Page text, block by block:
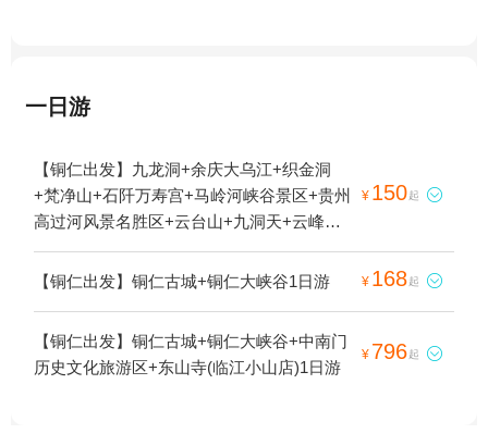
一日游
【铜仁出发】九龙洞+余庆大乌江+织金洞
+梵净山+石阡万寿宫+马岭河峡谷景区+贵州
高过河风景名胜区+云台山+九洞天+云峰屯
堡景区+荔波樟江风景名胜区+杉木河漂流
+百里杜鹃风景区+西江温泉度假村+青龙洞
古城+郎德苗寨景区+贞丰三岔河+下司古镇
+旧州古镇+上舞阳河风景区+天星桥景区+乌
¥ 150起 
【铜仁出发】铜仁古城+铜仁大峡谷1日游 ¥ 168起 
【铜仁出发】铜仁古城+铜仁大峡谷+中南门
历史文化旅游区+东山寺(临江小山店)1日游
¥ 796起 